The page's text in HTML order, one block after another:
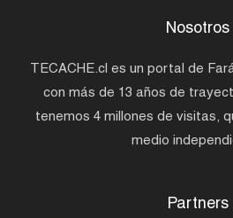
Nosotros
TECACHE.cl es un portal de
con más de 13 años de
tenemos 4 millones de visitas,
medio
Partners